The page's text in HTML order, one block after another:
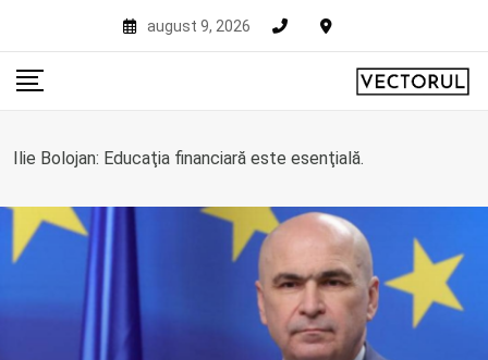
content
august 9, 2026
Ilie Bolojan: Educaţia financiară este esenţială.